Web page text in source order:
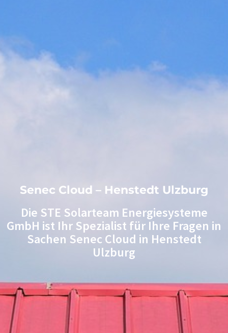
Senec Cloud – Henstedt Ulzburg
Die STE Solarteam Energiesysteme
GmbH ist Ihr Spezialist für Ihre Fragen in
Sachen Senec Cloud in Henstedt
Ulzburg